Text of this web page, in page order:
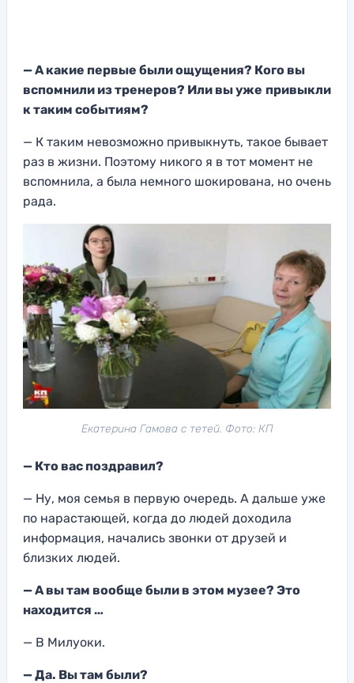
— А какие первые были ощущения? Кого вы
вспомнили из тренеров? Или вы уже привыкли
к таким событиям?
— К таким невозможно привыкнуть, такое бывает
раз в жизни. Поэтому никого я в тот момент не
вспомнила, а была немного шокирована, но очень
рада.
Екатерина Гамова с тетей. Фото: КП
— Кто вас поздравил?
— Ну, моя семья в первую очередь. А дальше уже
по нарастающей, когда до людей доходила
информация, начались звонки от друзей и
близких людей.
— А вы там вообще были в этом музее? Это
находится …
— В Милуоки.
— Да. Вы там были?